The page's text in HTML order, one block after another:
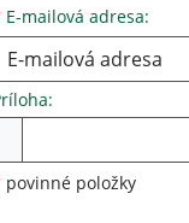
E-mailová adresa:
povinné položky